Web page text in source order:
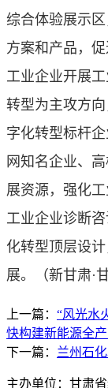
综合体验展示
方案和产品，
工业企业开展
转型为主攻方
字化转型标杆
网知名企业、
展资源，强化
工业企业诊断
化转型顶层设
展。
（新甘肃·
上一篇： “风光水
快构建新能源全
下一篇： 兰州石
主办单位：甘肃